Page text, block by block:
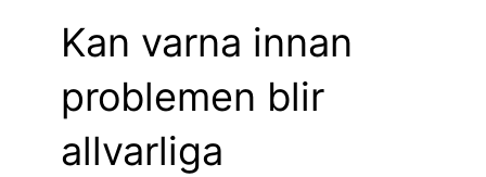
Kan varna innan
problemen blir
allvarliga